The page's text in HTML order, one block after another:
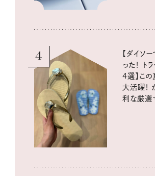
4
【ダイソ
った！ ト
4選】こ
大活躍！
利な厳選